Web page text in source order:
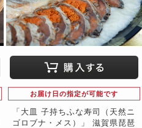
お届け日の指定が可能です
「大皿 子持ちふな寿司（天然ニ
ゴロブナ・メス）」 滋賀県琵琶